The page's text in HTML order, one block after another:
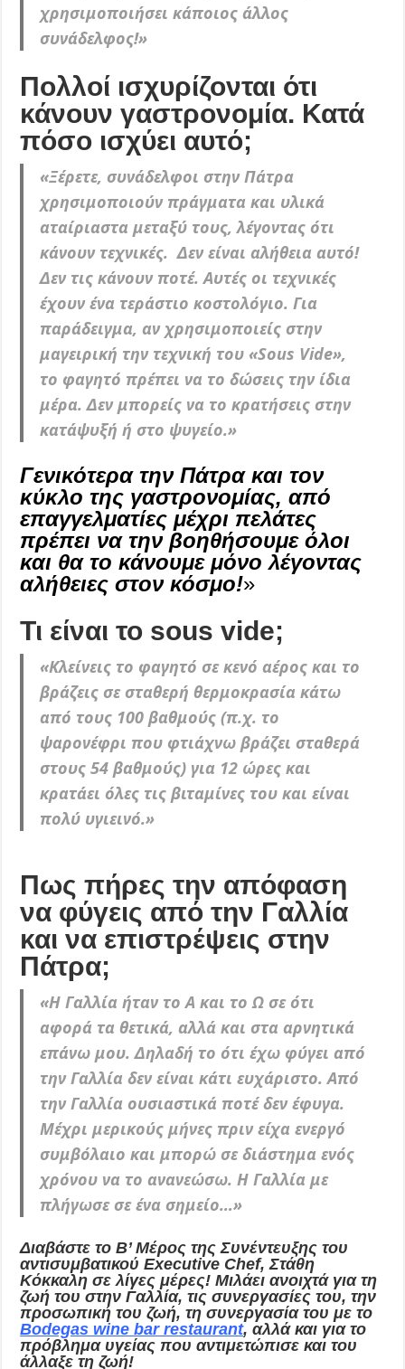
χρησιμοποιήσει κάποιος άλλος
συνάδελφος!»
Πολλοί ισχυρίζονται ότι
κάνουν γαστρονομία. Κατά
πόσο ισχύει αυτό;
«Ξέρετε, συνάδελφοι στην Πάτρα
χρησιμοποιούν πράγματα και υλικά
αταίριαστα μεταξύ τους, λέγοντας ότι
κάνουν τεχνικές. Δεν είναι αλήθεια αυτό!
Δεν τις κάνουν ποτέ. Αυτές οι τεχνικές
έχουν ένα τεράστιο κοστολόγιο. Για
παράδειγμα, αν χρησιμοποιείς στην
μαγειρική την τεχνική του «Sous Vide»,
το φαγητό πρέπει να το δώσεις την ίδια
μέρα. Δεν μπορείς να το κρατήσεις στην
κατάψυξή ή στο ψυγείο.»
Γενικότερα την Πάτρα και τον
κύκλο της γαστρονομίας, από
επαγγελματίες μέχρι πελάτες
πρέπει να την βοηθήσουμε όλοι
και θα το κάνουμε μόνο λέγοντας
αλήθειες στον κόσμο!»
Τι είναι το sous vide;
«Κλείνεις το φαγητό σε κενό αέρος και το
βράζεις σε σταθερή θερμοκρασία κάτω
από τους 100 βαθμούς (π.χ. το
ψαρονέφρι που φτιάχνω βράζει σταθερά
στους 54 βαθμούς) για 12 ώρες και
κρατάει όλες τις βιταμίνες του και είναι
πολύ υγιεινό.»
Πως πήρες την απόφαση
να φύγεις από την Γαλλία
και να επιστρέψεις στην
Πάτρα;
«Η Γαλλία ήταν το Α και το Ω σε ότι
αφορά τα θετικά, αλλά και στα αρνητικά
επάνω μου. Δηλαδή το ότι έχω φύγει από
την Γαλλία δεν είναι κάτι ευχάριστο. Από
την Γαλλία ουσιαστικά ποτέ δεν έφυγα.
Μέχρι μερικούς μήνες πριν είχα ενεργό
συμβόλαιο και μπορώ σε διάστημα ενός
χρόνου να το ανανεώσω. Η Γαλλία με
πλήγωσε σε ένα σημείο…»
Διαβάστε το Β’ Μέρος της Συνέντευξης του
αντισυμβατικού Executive Chef, Στάθη
Κόκκαλη σε λίγες μέρες! Μιλάει ανοιχτά για τη
ζωή του στην Γαλλία, τις συνεργασίες του, την
προσωπική του ζωή, τη συνεργασία του με το
Bodegas wine bar restaurant, αλλά και για το
πρόβλημα υγείας που αντιμετώπισε και του
άλλαξε τη ζωή!